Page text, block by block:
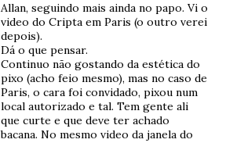
Allan, seguindo mais ainda no papo. Vi o
video do Cripta em Paris (o outro verei
depois).
Dá o que pensar.
Continuo não gostando da estética do
pixo (acho feio mesmo), mas no caso de
Paris, o cara foi convidado, pixou num
local autorizado e tal. Tem gente ali
que curte e que deve ter achado
bacana. No mesmo video da janela do